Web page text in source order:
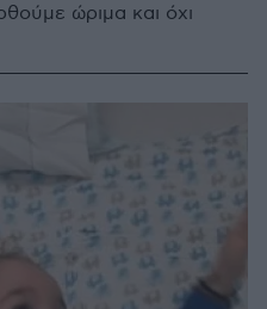
ώριμα και όχι